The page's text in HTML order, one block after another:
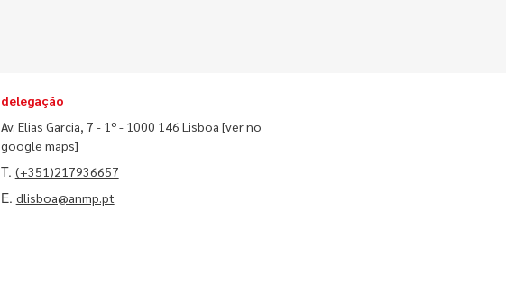
delegação
Av. Elias Garcia, 7 - 1º - 1000 146 Lisboa [ver no
google maps]
T. (+351)217936657
E. dlisboa@anmp.pt